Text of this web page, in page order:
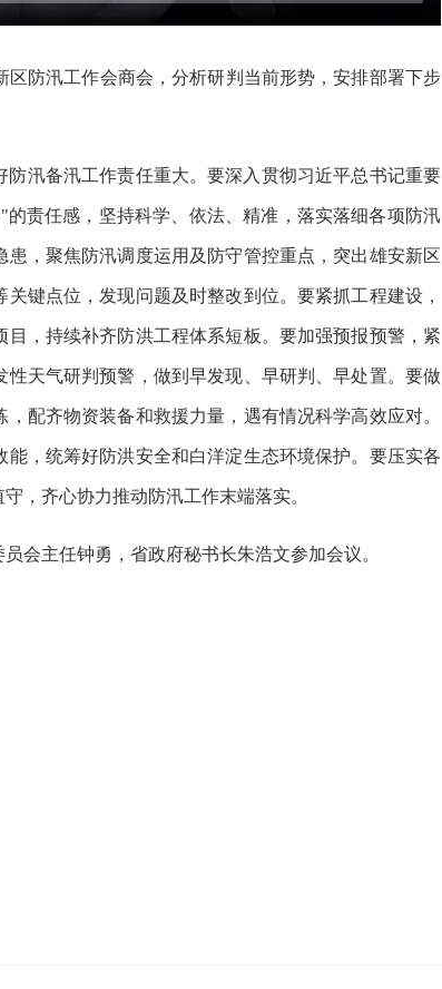
区防汛工作会商会，分析研判当前形势，安排部署下步
汛备汛工作责任重大。要深入贯彻习近平总书记重要
责任感，坚持科学、依法、精准，落实落细各项防汛
，聚焦防汛调度运用及防守管控重点，突出雄安新区
键点位，发现问题及时整改到位。要紧抓工程建设，
，持续补齐防洪工程体系短板。要加强预报预警，紧
天气研判预警，做到早发现、早研判、早处置。要做
配齐物资装备和救援力量，遇有情况科学高效应对。
，统筹好防洪安全和白洋淀生态环境保护。要压实各
，齐心协力推动防汛工作末端落实。
会主任钟勇，省政府秘书长朱浩文参加会议。